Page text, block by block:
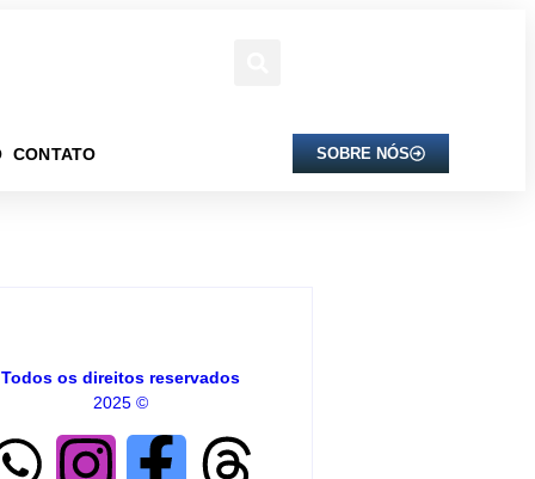
CONTATO SOBRE NÓS
Todos os direitos reservados
2025 ©